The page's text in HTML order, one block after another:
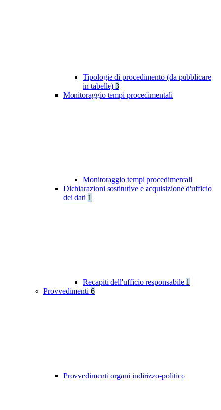
Tipologie di procedimento (da pubblicare
in tabelle) 3
Monitoraggio tempi procedimentali
Monitoraggio tempi procedimentali
Dichiarazioni sostitutive e acquisizione d'ufficio
dei dati 1
Recapiti dell'ufficio responsabile 1
Provvedimenti 6
Provvedimenti organi indirizzo-politico